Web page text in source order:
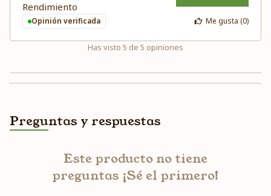
Rendimiento
Opinión verificada Me gusta (0)
Has visto 5 de 5 opiniones
Preguntas y respuestas
Este producto no tiene
preguntas ¡Sé el primero!